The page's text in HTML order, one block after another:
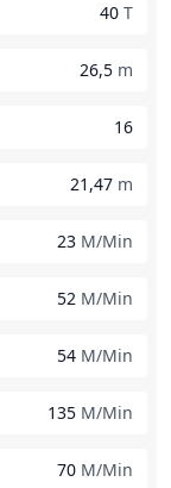
40 T
26,5 m
16
21,47 m
23 M/Min
52 M/Min
54 M/Min
135 M/Min
70 M/Min